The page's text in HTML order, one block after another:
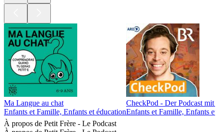
Ma Langue au chat
Enfants et Famille, Enfants et éducation
CheckPod - Der Podcast mit
Enfants et Famille, Enfants et
À propos de Petit Frère - Le Podcast